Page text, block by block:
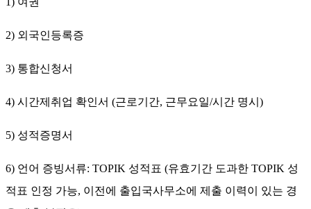
2) 외국인등록증
3) 통합신청서
4) 시간제취업 확인서 (근로기간, 근무요일/시간 명시)
5) 성적증명서
6) 언어 증빙서류: TOPIK 성적표 (유효기간 도과한 TOPIK 성
적표 인정 가능, 이전에 출입국사무소에 제출 이력이 있는 경